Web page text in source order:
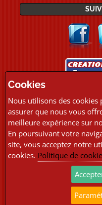
Copyright © 2026
Cookies
Nous utilisons des cookies
assurer que nous vous
meilleure expérience sur
En poursuivant votre
site, vous acceptez notre
cookies. Politique de